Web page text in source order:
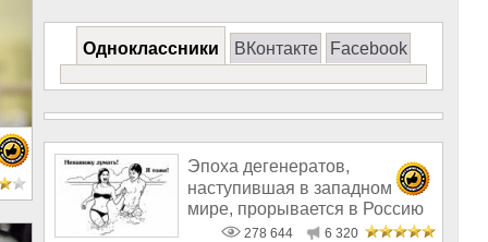
Одноклассники ВКонтакте Facebook
Эпоха дегенератов,
наступившая в западном
мире, прорывается в Россию
278 644 6 320